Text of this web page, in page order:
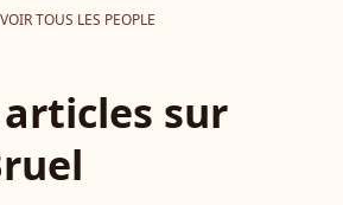
VOIR TOUS LES PEOPLE
sur